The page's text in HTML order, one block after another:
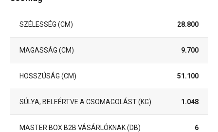
SZÉLESSÉG (CM) 28.800
MAGASSÁG (CM) 9.700
HOSSZÚSÁG (CM) 51.100
SÚLYA, BELEÉRTVE A CSOMAGOLÁST (KG) 1.048
MASTER BOX B2B VÁSÁRLÓKNAK (DB) 6